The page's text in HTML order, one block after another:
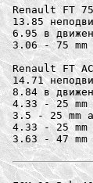
Renault FT
13.85
6.95 в
3.06 - 75 mm
Renault FT
14.71
8.84 в
4.33 - 25 mm
3.5 - 25 mm
4.33 - 25 mm
3.63 - 47 mm